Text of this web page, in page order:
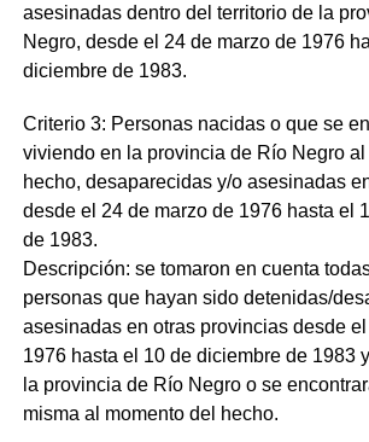
asesinadas dentro del territorio de la
Negro, desde el 24 de marzo de 1976
diciembre de 1983.
Criterio 3: Personas nacidas o que se
viviendo en la provincia de Río Negro al
hecho, desaparecidas y/o asesinadas
desde el 24 de marzo de 1976 hasta el
de 1983.
Descripción: se tomaron en cuenta
personas que hayan sido detenidas/
asesinadas en otras provincias desde
1976 hasta el 10 de diciembre de 1983
la provincia de Río Negro o se
misma al momento del hecho.